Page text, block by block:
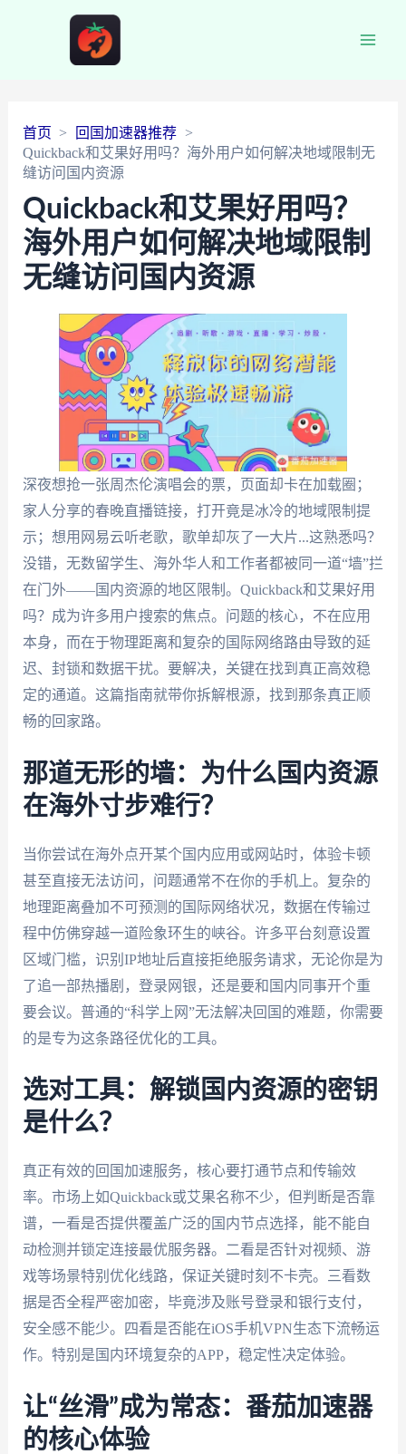
首页
回国加速器推荐
Quickback和艾果好用吗？海外用户如何解决地域限制无
缝访问国内资源
Quickback和艾果好用吗？
海外用户如何解决地域限制
无缝访问国内资源
深夜想抢一张周杰伦演唱会的票，页面却卡在加载圈；
家人分享的春晚直播链接，打开竟是冰冷的地域限制提
示；想用网易云听老歌，歌单却灰了一大片...这熟悉吗？
没错，无数留学生、海外华人和工作者都被同一道“墙”拦
在门外——国内资源的地区限制。Quickback和艾果好用
吗？成为许多用户搜索的焦点。问题的核心，不在应用
本身，而在于物理距离和复杂的国际网络路由导致的延
迟、封锁和数据干扰。要解决，关键在找到真正高效稳
定的通道。这篇指南就带你拆解根源，找到那条真正顺
畅的回家路。
那道无形的墙：为什么国内资源
在海外寸步难行？
当你尝试在海外点开某个国内应用或网站时，体验卡顿
甚至直接无法访问，问题通常不在你的手机上。复杂的
地理距离叠加不可预测的国际网络状况，数据在传输过
程中仿佛穿越一道险象环生的峡谷。许多平台刻意设置
区域门槛，识别IP地址后直接拒绝服务请求，无论你是为
了追一部热播剧，登录网银，还是要和国内同事开个重
要会议。普通的“科学上网”无法解决回国的难题，你需要
的是专为这条路径优化的工具。
选对工具：解锁国内资源的密钥
是什么？
真正有效的回国加速服务，核心要打通节点和传输效
率。市场上如Quickback或艾果名称不少，但判断是否靠
谱，一看是否提供覆盖广泛的国内节点选择，能不能自
动检测并锁定连接最优服务器。二看是否针对视频、游
戏等场景特别优化线路，保证关键时刻不卡壳。三看数
据是否全程严密加密，毕竟涉及账号登录和银行支付，
安全感不能少。四看是否能在iOS手机VPN生态下流畅运
作。特别是国内环境复杂的APP，稳定性决定体验。
让“丝滑”成为常态：番茄加速器
的核心体验